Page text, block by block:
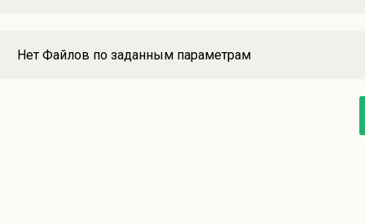
Нет Файлов по заданным параметрам